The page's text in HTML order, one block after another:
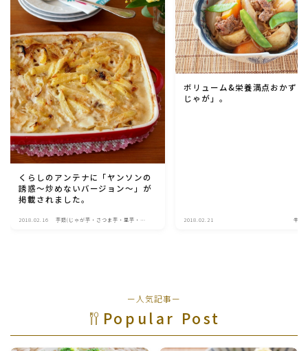
くらしのアンテナに「ヤンソンの
誘惑～炒めないバージョン～」が
掲載されました。
2018.02.16 芋類(じゃが芋・さつま芋・里芋・山
ボリューム&栄養満点おかず「
じゃが」。
2018.02.21 牛肉
ー人気記事ー
Popular Post